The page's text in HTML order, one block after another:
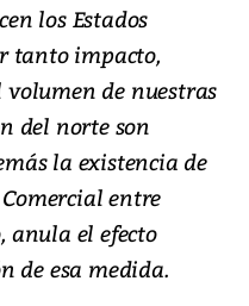
los Estados
tanto impacto,
de nuestras
del norte son
la existencia de
entre
anula el efecto
de esa medida.